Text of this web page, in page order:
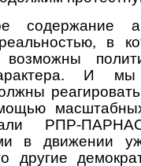
содержание
в
И
РПР-
в движении
другие